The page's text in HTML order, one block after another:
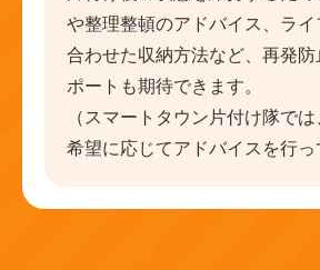
や整理整頓のアドバイス、ラ
合わせた収納方法など、再発
ポートも期待できます。
（スマートタウン片付け隊で
希望に応じてアドバイスを行っ